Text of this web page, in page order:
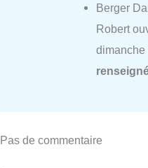
Berger
Robert
dimanche
Pas de commentaire